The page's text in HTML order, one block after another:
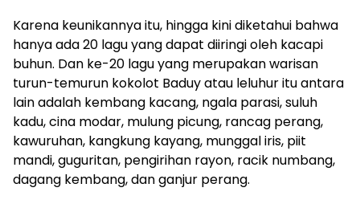
Karena keunikannya itu, hingga kini diketahui bahwa
hanya ada 20 lagu yang dapat diiringi oleh kacapi
buhun. Dan ke-20 lagu yang merupakan warisan
turun-temurun kokolot Baduy atau leluhur itu antara
lain adalah kembang kacang, ngala parasi, suluh
kadu, cina modar, mulung picung, rancag perang,
kawuruhan, kangkung kayang, munggal iris, piit
mandi, guguritan, pengirihan rayon, racik numbang,
dagang kembang, dan ganjur perang.